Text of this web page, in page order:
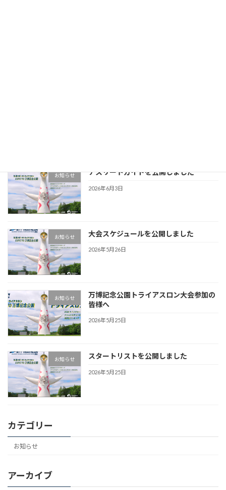
お知らせ アスリートガイドを公開しました
2026年6月3日
お知らせ 大会スケジュールを公開しました
2026年5月26日
お知らせ
万博記念公園トライアスロン大会参加の
皆様へ
2026年5月25日
お知らせ スタートリストを公開しました
2026年5月25日
カテゴリー
お知らせ
アーカイブ